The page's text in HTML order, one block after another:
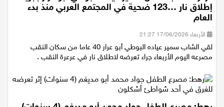
عرعرة النقب: مقتل سمير عياده البوطي أبو عرار بجريمة
إطلاق نار …123 ضحية في المجتمع العربي منذ بدء
العام
الأربعاء 17/06/2026 21:27
لقي الشاب سمير عياده البوطي أبو عرار 40 عاما من سكان النقب